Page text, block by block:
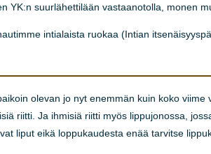
YK:n suurlähettilään vastaanotolla, monen
intialaista ruokaa (Intian
olevan jo nyt enemmän kuin koko
riitti. Ja ihmisiä riitti myös lippujonossa,
liput eikä loppukaudesta enää tarvitse